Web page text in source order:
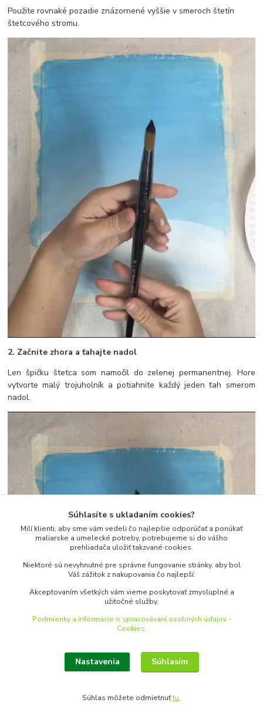
Použite rovnaké pozadie znázornené vyššie v smeroch štetín
štetcového stromu.
2. Začnite zhora a ťahajte nadol
Len špičku štetca som namočil do zelenej permanentnej. Hore
vytvorte malý trojuholník a potiahnite každý jeden ťah smerom
nadol.
Súhlasíte s ukladaním cookies?
Milí klienti, aby sme vám vedeli čo najlepšie odporúčať a ponúkať
maliarske a umelecké potreby, potrebujeme si do vášho
prehliadača uložiť takzvané cookies.
Niektoré sú nevyhnutné pre správne fungovanie stránky, aby bol
Váš zážitok z nakupovania čo najlepší.
Akceptovaním všetkých vám vieme poskytovať zmysluplné a
užitočné služby.
Podmienky a informácie o spracovávaní osobných údajov -
Cookies.
Nastavenia Súhlasím
Súhlas môžete odmietnuťtu.